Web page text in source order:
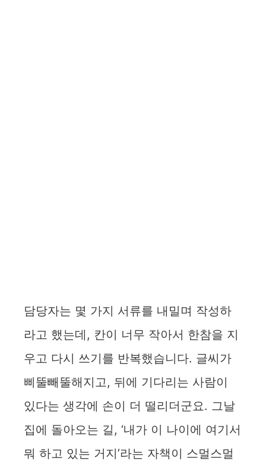
담당자는 몇 가지 서류를 내밀며 작성하
라고 했는데, 칸이 너무 작아서 한참을 지
우고 다시 쓰기를 반복했습니다. 글씨가
삐뚤빼뚤해지고, 뒤에 기다리는 사람이
있다는 생각에 손이 더 떨리더군요. 그날
집에 돌아오는 길, ‘내가 이 나이에 여기서
뭐 하고 있는 거지’라는 자책이 스멀스멀